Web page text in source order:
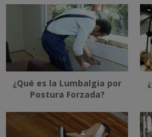
¿Qué es la Lumbalgia por
Postura Forzada?